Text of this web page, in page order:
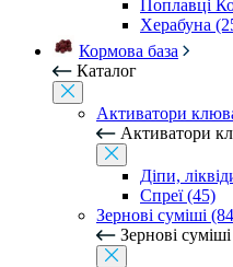
Поплавці
Херабуна
Кормова база
Каталог
Активатори
Активатори
Діпи,
Спреї (45)
Зернові суміші
Зернові